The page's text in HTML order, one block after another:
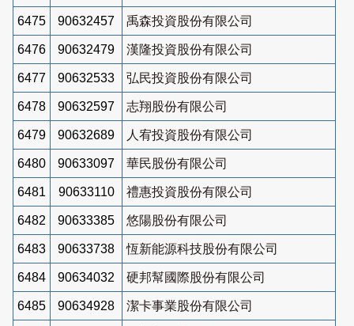
6475 90632457 禹森投資股份有限公司
6476 90632479 漢隆投資股份有限公司
6477 90632533 弘民投資股份有限公司
6478 90632597 志翔股份有限公司
6479 90632689 人宥投資股份有限公司
6480 90633097 華民股份有限公司
6481 90633110 禮惠投資股份有限公司
6482 90633385 悠陽股份有限公司
6483 90633738 恆新能源科技股份有限公司
6484 90634032 硬邦幫國際股份有限公司
6485 90634928 潔卡事業股份有限公司